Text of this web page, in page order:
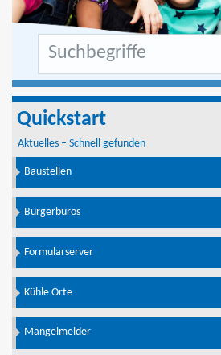
Quickstart
Aktuelles – Schnell gefunden
Baustellen
Bürgerbüros
Formularserver
Kühle Orte
Mängelmelder